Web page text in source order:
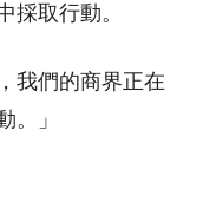
採取行動。
我們的商界正在
。」